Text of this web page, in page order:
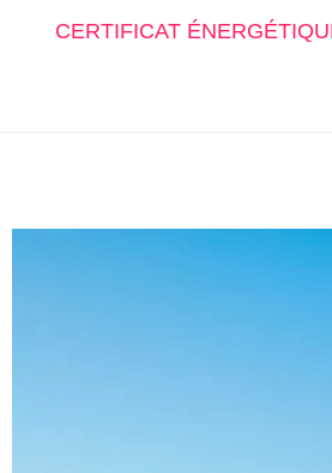
CERTIFICAT